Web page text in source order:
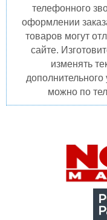
телефонного
оформлении
товаров могут
сайте.
изменять
можно по